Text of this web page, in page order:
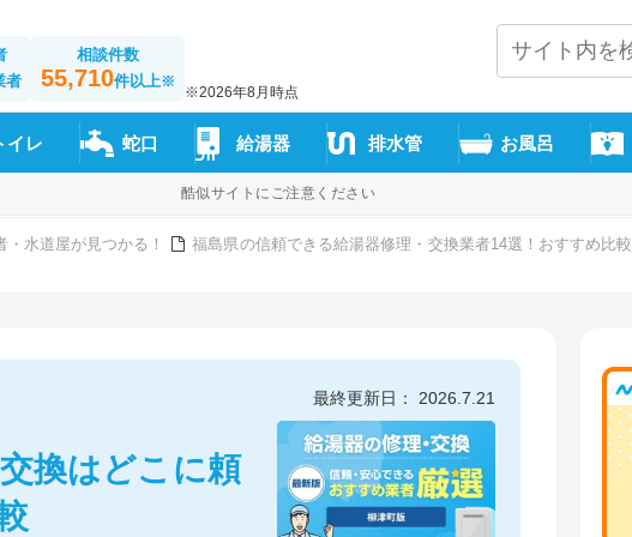
者
相談件数
55,710件以上※
※2026年8月時点
イレ 蛇口 給湯器 排水管 お風呂
酷似サイトにご注意ください
水道屋が見つかる！ 福島県の信頼できる給湯器修理・交換業者14選！おすすめ比較
換はどこに頼
最終更新日： 2026.7.21